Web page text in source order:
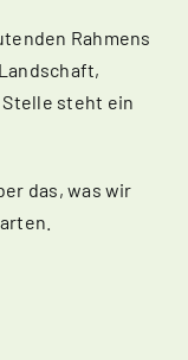
Rahmens
steht ein
das, was wir